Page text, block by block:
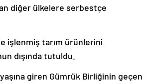
diğer ülkelere serbestçe
işlenmiş tarım ürünlerini
dışında tutuldu.
giren Gümrük Birliğinin geçen